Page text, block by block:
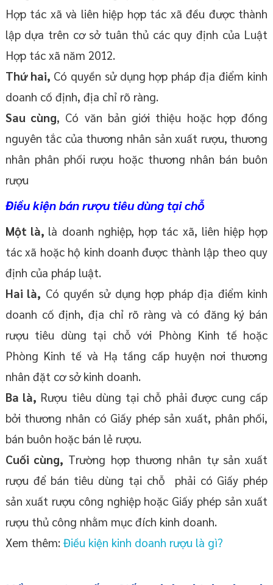
Hợp tác xã và liên hiệp hợp tác xã đều được thành
lập dựa trên cơ sở tuân thủ các quy định của Luật
Hợp tác xã năm 2012.
Thứ hai, Có quyền sử dụng hợp pháp địa điểm kinh
doanh cố định, địa chỉ rõ ràng.
Sau cùng, Có văn bản giới thiệu hoặc hợp đồng
nguyên tắc của thương nhân sản xuất rượu, thương
nhân phân phối rượu hoặc thương nhân bán buôn
rượu
Điều kiện bán rượu tiêu dùng tại chỗ
Một là, là doanh nghiệp, hợp tác xã, liên hiệp hợp
tác xã hoặc hộ kinh doanh được thành lập theo quy
định của pháp luật.
Hai là, Có quyền sử dụng hợp pháp địa điểm kinh
doanh cố định, địa chỉ rõ ràng và có đăng ký bán
rượu tiêu dùng tại chỗ với Phòng Kinh tế hoặc
Phòng Kinh tế và Hạ tầng cấp huyện nơi thương
nhân đặt cơ sở kinh doanh.
Ba là, Rượu tiêu dùng tại chỗ phải được cung cấp
bởi thương nhân có Giấy phép sản xuất, phân phối,
bán buôn hoặc bán lẻ rượu.
Cuối cùng, Trường hợp thương nhân tự sản xuất
rượu để bán tiêu dùng tại chỗ phải có Giấy phép
sản xuất rượu công nghiệp hoặc Giấy phép sản xuất
rượu thủ công nhằm mục đích kinh doanh.
Xem thêm: Điều kiện kinh doanh rượu là gì?